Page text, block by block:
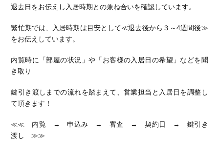
退去日をお伝えし入居時期との兼ね合いを確認しています。
繁忙期では、入居時期は目安として≪退去後から３～4週間後≫
をお伝えしています。
内覧時に「部屋の状況」や「お客様の入居日の希望」などを聞
き取り
鍵引き渡しまでの流れを踏まえて、営業担当と入居日を調整し
て頂きます！
≪≪ 内覧 → 申込み → 審査 → 契約日 → 鍵引き
渡し ≫≫